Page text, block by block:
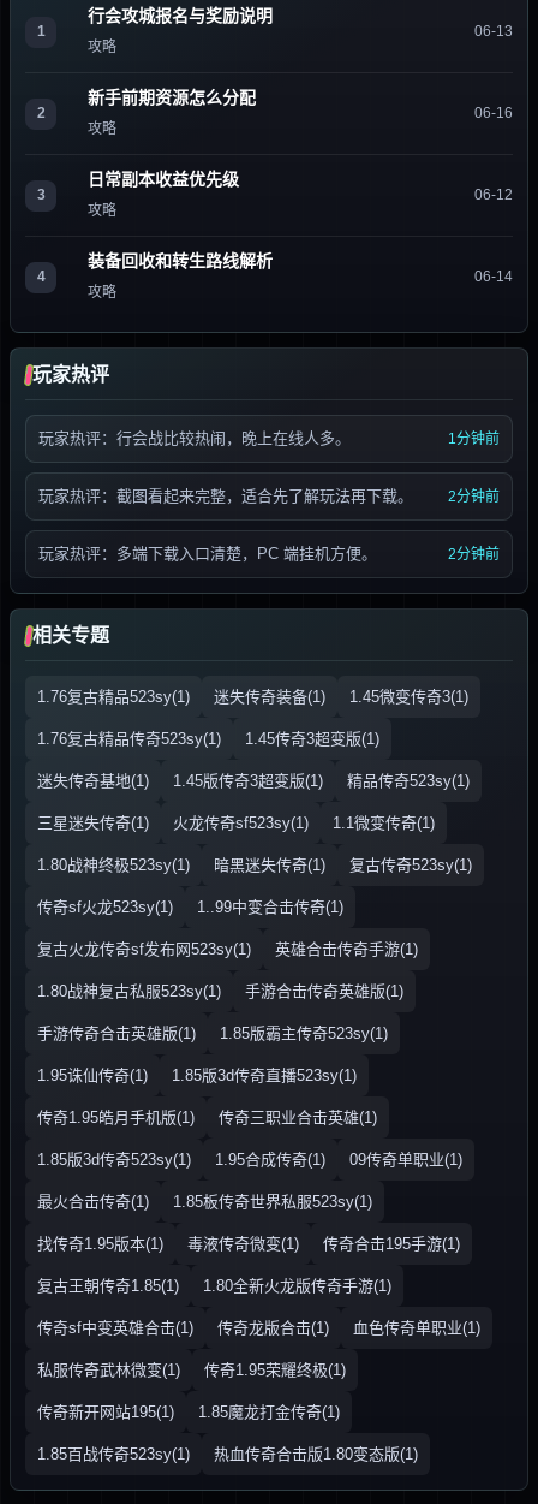
1
行会攻城报名与奖励说明
攻略
06-13
2
新手前期资源怎么分配
攻略
06-16
3
日常副本收益优先级
攻略
06-12
4
装备回收和转生路线解析
攻略
06-14
玩家热评
玩家热评：行会战比较热闹，晚上在线人多。 1分钟前
玩家热评：截图看起来完整，适合先了解玩法再下载。 2分钟前
玩家热评：多端下载入口清楚，PC 端挂机方便。 2分钟前
相关专题
1.76复古精品523sy(1) 迷失传奇装备(1) 1.45微变传奇3(1)
1.76复古精品传奇523sy(1) 1.45传奇3超变版(1)
迷失传奇基地(1) 1.45版传奇3超变版(1) 精品传奇523sy(1)
三星迷失传奇(1) 火龙传奇sf523sy(1) 1.1微变传奇(1)
1.80战神终极523sy(1) 暗黑迷失传奇(1) 复古传奇523sy(1)
传奇sf火龙523sy(1) 1..99中变合击传奇(1)
复古火龙传奇sf发布网523sy(1) 英雄合击传奇手游(1)
1.80战神复古私服523sy(1) 手游合击传奇英雄版(1)
手游传奇合击英雄版(1) 1.85版霸主传奇523sy(1)
1.95诛仙传奇(1) 1.85版3d传奇直播523sy(1)
传奇1.95皓月手机版(1) 传奇三职业合击英雄(1)
1.85版3d传奇523sy(1) 1.95合成传奇(1) 09传奇单职业(1)
最火合击传奇(1) 1.85板传奇世界私服523sy(1)
找传奇1.95版本(1) 毒液传奇微变(1) 传奇合击195手游(1)
复古王朝传奇1.85(1) 1.80全新火龙版传奇手游(1)
传奇sf中变英雄合击(1) 传奇龙版合击(1) 血色传奇单职业(1)
私服传奇武林微变(1) 传奇1.95荣耀终极(1)
传奇新开网站195(1) 1.85魔龙打金传奇(1)
1.85百战传奇523sy(1) 热血传奇合击版1.80变态版(1)